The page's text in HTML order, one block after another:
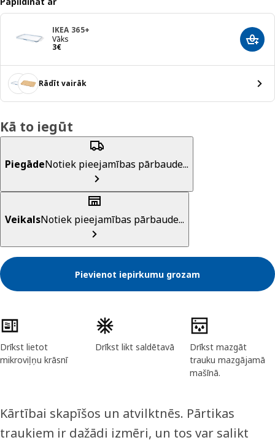
IKEA 365+
Vāks
3€
Cena 3€
Rādīt vairāk
Kā to iegūt
PiegādeNotiek pieejamības pārbaude...
VeikalsNotiek pieejamības pārbaude...
Pievienot iepirkumu grozam
Preces īpašības
Drīkst lietot
mikroviļņu krāsnī
Drīkst likt saldētavā
Drīkst mazgāt
trauku mazgājamā
mašīnā.
Kārtībai skapīšos un atvilktnēs. Pārtikas
traukiem ir dažādi izmēri, un tos var salikt